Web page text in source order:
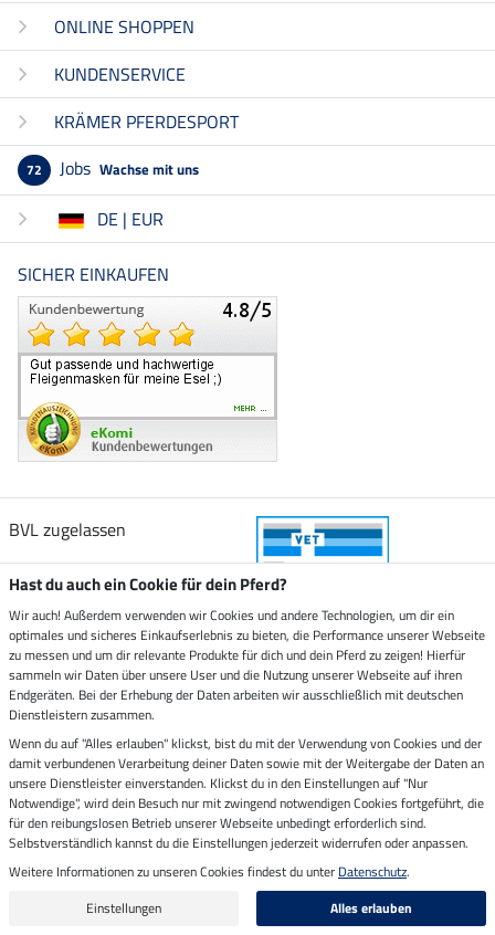
ONLINE SHOPPEN
KUNDENSERVICE
KRÄMER PFERDESPORT
72 Jobs Wachse mit uns
DE | EUR
SICHER EINKAUFEN
BVL zugelassen
Zustellung durch
Sicher bezahlen mit
Rechnung Vorkasse
Impressum
Letzte Aktualisierung am 10.08.2026 um 06:55
Alle Preise in Euro inkl. MwSt. zzgl.
Versandkosten
Hast du auch ein Cookie für dein Pferd?
Wir auch! Außerdem verwenden wir Cookies und andere Technologien, um dir ein
optimales und sicheres Einkaufserlebnis zu bieten, die Performance unserer Webseite
zu messen und um dir relevante Produkte für dich und dein Pferd zu zeigen! Hierfür
sammeln wir Daten über unsere User und die Nutzung unserer Webseite auf ihren
Endgeräten. Bei der Erhebung der Daten arbeiten wir ausschließlich mit deutschen
Dienstleistern zusammen.
Wenn du auf "Alles erlauben" klickst, bist du mit der Verwendung von Cookies und der
damit verbundenen Verarbeitung deiner Daten sowie mit der Weitergabe der Daten an
unsere Dienstleister einverstanden. Klickst du in den Einstellungen auf "Nur
Notwendige", wird dein Besuch nur mit zwingend notwendigen Cookies fortgeführt, die
für den reibungslosen Betrieb unserer Webseite unbedingt erforderlich sind.
Selbstverständlich kannst du die Einstellungen jederzeit widerrufen oder anpassen.
Weitere Informationen zu unseren Cookies findest du unter Datenschutz.
Einstellungen
Alles erlauben